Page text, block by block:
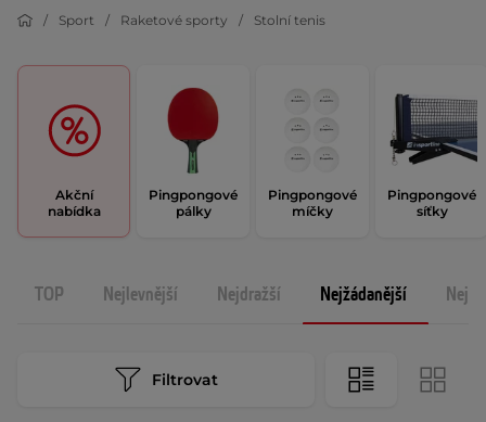
Sport Raketové sporty Stolní tenis
Akční
nabídka
Pingpongové
pálky
Pingpongové
míčky
Pingpongové
síťky
TOP Nejlevnější Nejdražší Nejžádanější
Filtrovat